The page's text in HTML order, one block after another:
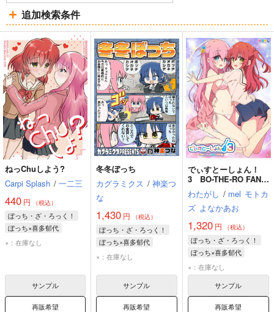
ム
表
示
ム
表
示
ム
表
示
追加検索条件
ねっChuしよう?
Carpi Splash / 一二三
440 円 （税込）
ぼっち・ざ・ろっく！
ぼっち×喜多郁代
後藤ひとり
×：在庫なし
サンプル
再販希望
冬冬ぼっち
カグラミクス / 神楽つ
な
1,430 円 （税込）
ぼっち・ざ・ろっく！
ぼっち×喜多郁代
後藤ひとり
×：在庫なし
サンプル
再販希望
でぃすとーしょん！
3 BO-THE-RO FAN
BOOK 3
わたがし / mel モトカ
ズ よなかあお
1,320円 （税込）
ぼっち・ざ・ろっく！
ぼっち×喜多郁代
後藤ひとり
伊地知虹夏
×：在庫なし
サンプル
再販希望